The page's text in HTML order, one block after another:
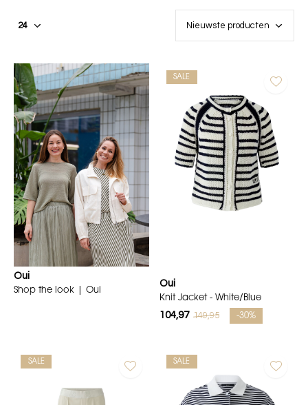
Oui
Shop the look | Oui
SALE
Oui
Knit Jacket - White/Blue
104,97 149,95 -30%
SALE SALE